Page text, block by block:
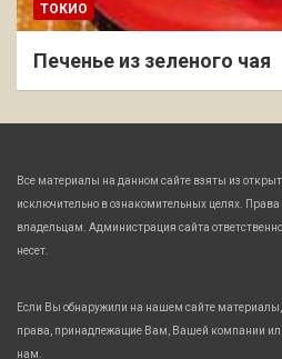
ТОКИО
Печенье из зеленого чая
Все материалы на данном сайте взяты из
исключительно в ознакомительных целях.
владельцам. Администрация сайта
несет.
Если Вы обнаружили на нашем сайте
права, принадлежащие Вам, Вашей компании
нам.